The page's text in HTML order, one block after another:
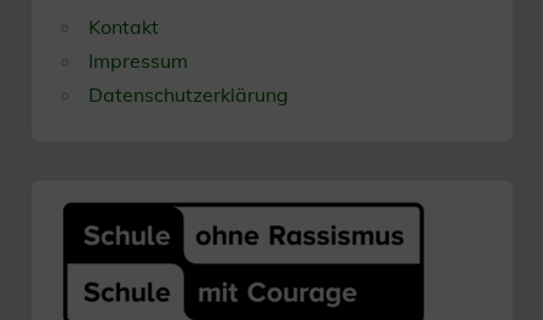
Kontakt
Impressum
Datenschutzerklärung